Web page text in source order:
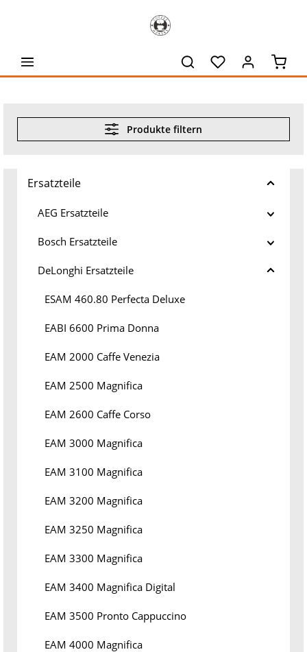
Produkte filtern
Ersatzteile
AEG Ersatzteile
Bosch Ersatzteile
DeLonghi Ersatzteile
ESAM 460.80 Perfecta Deluxe
EABI 6600 Prima Donna
EAM 2000 Caffe Venezia
EAM 2500 Magnifica
EAM 2600 Caffe Corso
EAM 3000 Magnifica
EAM 3100 Magnifica
EAM 3200 Magnifica
EAM 3250 Magnifica
EAM 3300 Magnifica
EAM 3400 Magnifica Digital
EAM 3500 Pronto Cappuccino
EAM 4000 Magnifica